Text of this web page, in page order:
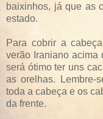
baixinhos, já que as
estado.
Para cobrir a
verão Iraniano acima
será ótimo ter uns
as orelhas. Lembre-
toda a cabeça e os
da frente.